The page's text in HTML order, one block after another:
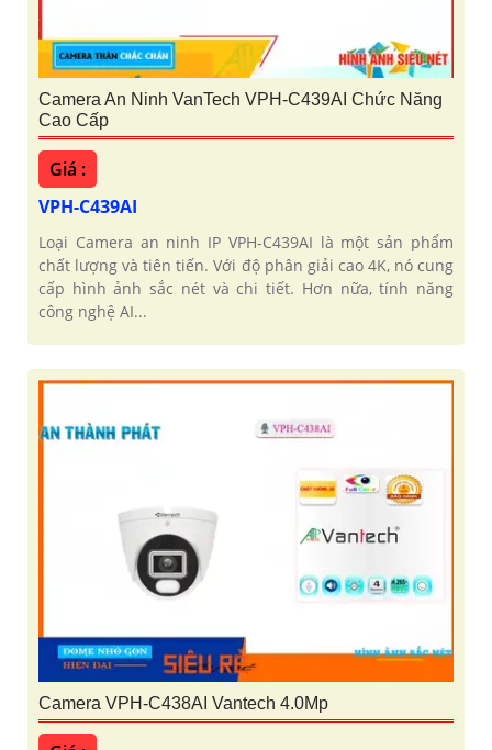
Camera An Ninh VanTech VPH-C439AI Chức Năng
Cao Cấp
Giá :
VPH-C439AI
Loại Camera an ninh IP VPH-C439AI là một sản phẩm
chất lượng và tiên tiến. Với độ phân giải cao 4K, nó cung
cấp hình ảnh sắc nét và chi tiết. Hơn nữa, tính năng
công nghệ AI...
Camera VPH-C438AI Vantech 4.0Mp